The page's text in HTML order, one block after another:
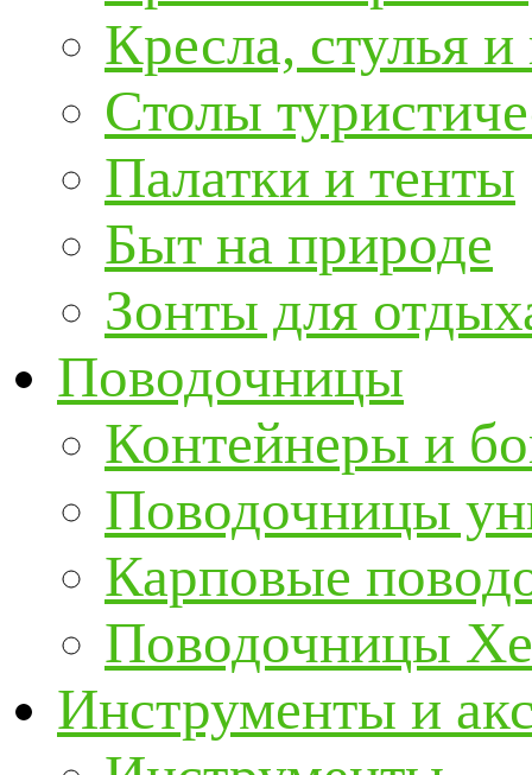
Кресла, стулья
Столы
Палатки и тенты
Быт на природе
Зонты для
Поводочницы
Контейнеры и
Поводочницы
Карповые
Поводочницы
Инструменты и